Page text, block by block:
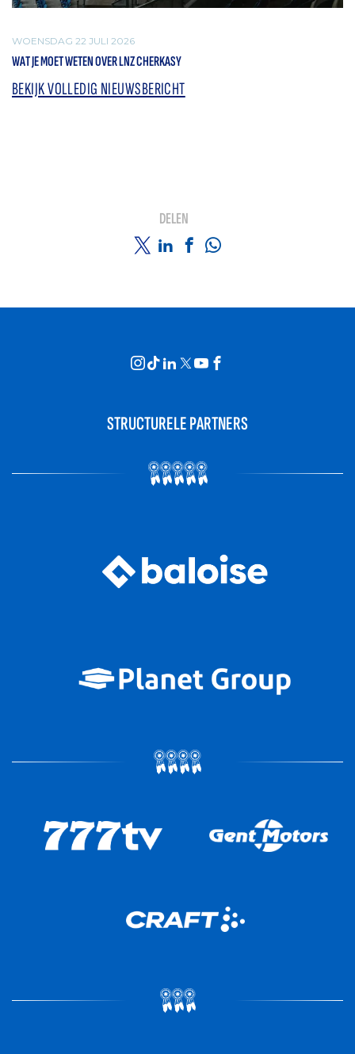
WOENSDAG 22 JULI 2026
WAT JE MOET WETEN OVER LNZ CHERKASY
BEKIJK VOLLEDIG NIEUWSBERICHT
DELEN
STRUCTURELE PARTNERS